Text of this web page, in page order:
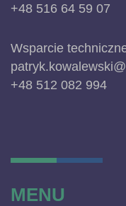
+48 516 64 59 07
Wsparcie
+48 512 082 994
MENU